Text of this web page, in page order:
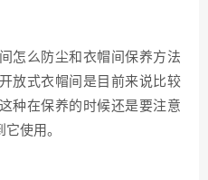
么防尘和衣帽间保养方法
放式衣帽间是目前来说比较
种在保养的时候还是要注意
使用。